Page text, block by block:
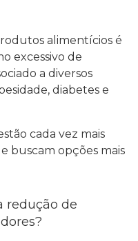
alimentícios é
excessivo de
a diversos
diabetes e
cada vez mais
buscam opções mais
redução de